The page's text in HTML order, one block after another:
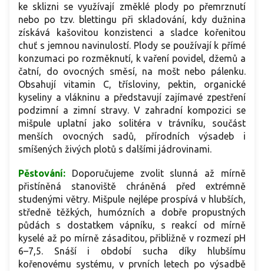
ke sklizni se využívají změklé plody po přemrznutí
nebo po tzv. blettingu při skladování, kdy dužnina
získává kašovitou konzistenci a sladce kořenitou
chuť s jemnou navinulostí. Plody se používají k přímé
konzumaci po rozměknutí, k vaření povidel, džemů a
čatní, do ovocných směsí, na mošt nebo pálenku.
Obsahují vitamin C, třísloviny, pektin, organické
kyseliny a vlákninu a představují zajímavé zpestření
podzimní a zimní stravy. V zahradní kompozici se
mišpule uplatní jako solitéra v trávníku, součást
menších ovocných sadů, přírodních výsadeb i
smíšených živých plotů s dalšími jádrovinami.
Pěstování:
Doporučujeme zvolit slunná až mírně
přistíněná stanoviště chráněná před extrémně
studenými větry. Mišpule nejlépe prospívá v hlubších,
středně těžkých, humózních a dobře propustných
půdách s dostatkem vápníku, s reakcí od mírně
kyselé až po mírně zásaditou, přibližně v rozmezí pH
6–7,5. Snáší i období sucha díky hlubšímu
kořenovému systému, v prvních letech po výsadbě